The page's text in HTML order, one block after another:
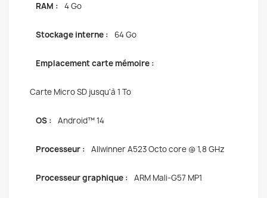
RAM : 4 Go
Stockage interne : 64 Go
Emplacement carte mémoire :
Carte Micro SD jusqu'à 1 To
OS : Android™ 14
Processeur : Allwinner A523 Octo core @ 1,8 GHz
Processeur graphique : ARM Mali-G57 MP1